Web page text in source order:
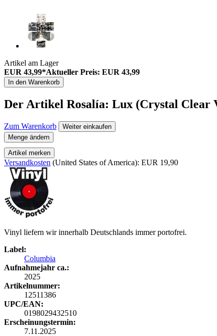
Artikel am Lager
EUR 43,99*Aktueller Preis: EUR 43,99
In den Warenkorb
Der Artikel Rosalía: Lux (Crystal Clear
Zum Warenkorb
Weiter einkaufen
Menge ändern
Artikel merken
Versandkosten (United States of America): EUR 19,90
Vinyl liefern wir innerhalb Deutschlands immer portofrei.
Label:
Columbia
Aufnahmejahr ca.:
2025
Artikelnummer:
12511386
UPC/EAN:
0198029432510
Erscheinungstermin:
7.11.2025